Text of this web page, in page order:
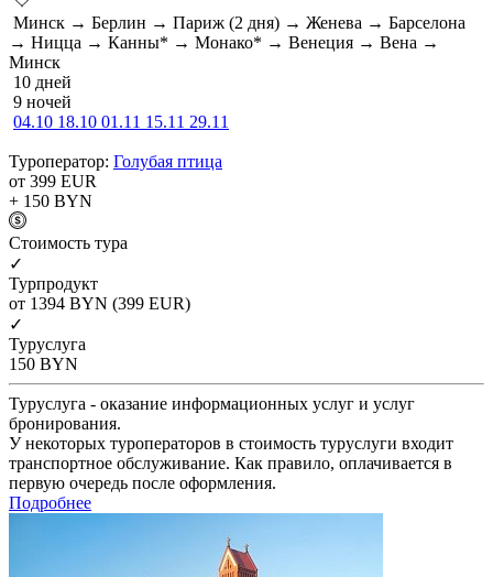
Минск → Берлин → Париж (2 дня) → Женева → Барселона
→ Ницца → Канны* → Монако* → Венеция → Вена →
Минск
10 дней
9 ночей
04.10 18.10 01.11 15.11 29.11
Туроператор: Голубая птица
от 399 EUR
+ 150 BYN
Cтоимость тура
✓
Турпродукт
от 1394 BYN (399 EUR)
✓
Туруслуга
150 BYN
Туруслуга - оказание информационных услуг и услуг
бронирования.
У некоторых туроператоров в стоимость туруслуги входит
транспортное обслуживание. Как правило, оплачивается в
первую очередь после оформления.
Подробнее